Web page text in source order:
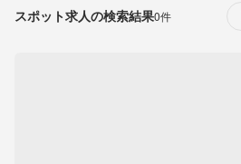
スポット求人の検索結果0件